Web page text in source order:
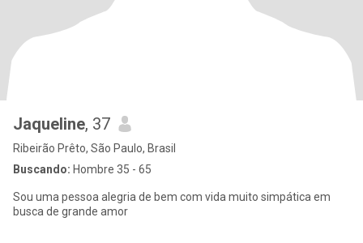
Jaqueline, 37
Ribeirão Prêto, São Paulo, Brasil
Buscando: Hombre 35 - 65
Sou uma pessoa alegria de bem com vida muito simpática em
busca de grande amor